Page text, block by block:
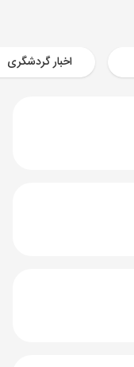
اخبار گردشگری